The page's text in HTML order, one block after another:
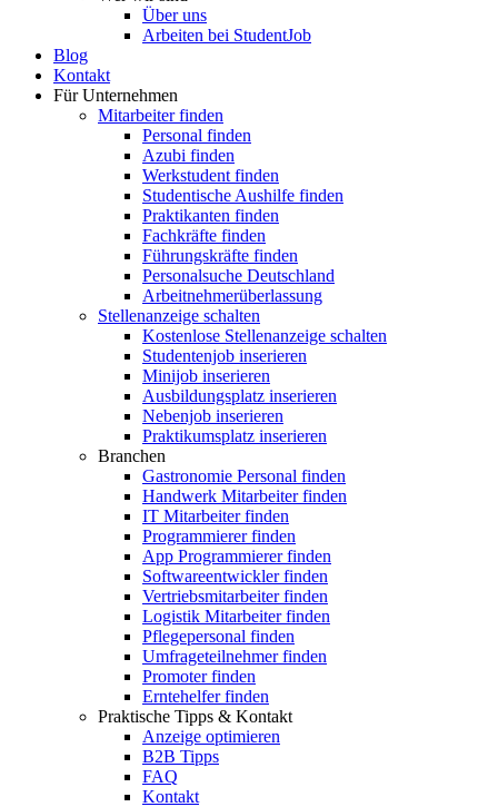
Über uns
Arbeiten bei StudentJob
Blog
Kontakt
Für Unternehmen
Mitarbeiter finden
Personal finden
Azubi finden
Werkstudent finden
Studentische Aushilfe finden
Praktikanten finden
Fachkräfte finden
Führungskräfte finden
Personalsuche Deutschland
Arbeitnehmerüberlassung
Stellenanzeige schalten
Kostenlose Stellenanzeige schalten
Studentenjob inserieren
Minijob inserieren
Ausbildungsplatz inserieren
Nebenjob inserieren
Praktikumsplatz inserieren
Branchen
Gastronomie Personal finden
Handwerk Mitarbeiter finden
IT Mitarbeiter finden
Programmierer finden
App Programmierer finden
Softwareentwickler finden
Vertriebsmitarbeiter finden
Logistik Mitarbeiter finden
Pflegepersonal finden
Umfrageteilnehmer finden
Promoter finden
Erntehelfer finden
Praktische Tipps & Kontakt
Anzeige optimieren
B2B Tipps
FAQ
Kontakt